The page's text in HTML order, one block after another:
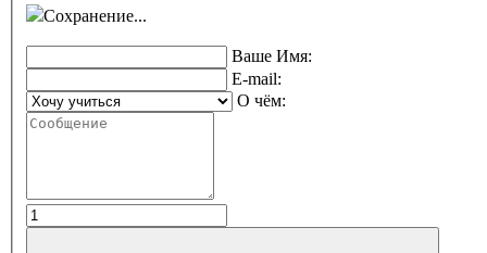
Сохранение...
Ваше Имя:
E-mail:
О чём: